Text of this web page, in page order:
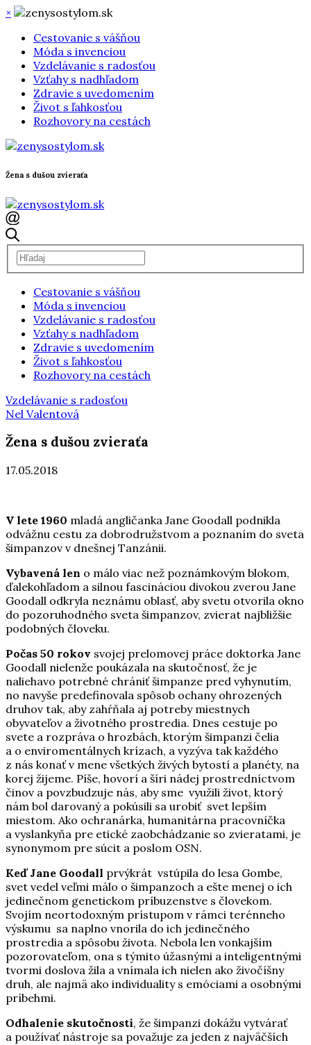
×
Cestovanie s vášňou
Móda s invenciou
Vzdelávanie s radosťou
Vzťahy s nadhľadom
Zdravie s uvedomením
Život s ľahkosťou
Rozhovory na cestách
Žena s dušou zvieraťa
Cestovanie s vášňou
Móda s invenciou
Vzdelávanie s radosťou
Vzťahy s nadhľadom
Zdravie s uvedomením
Život s ľahkosťou
Rozhovory na cestách
Vzdelávanie s radosťou
Nel Valentová
Žena s dušou zvieraťa
17.05.2018
V lete 1960 mladá angličanka Jane Goodall podnikla
odvážnu cestu za dobrodružstvom a poznaním do sveta
šimpanzov v dnešnej Tanzánii.
Vybavená len o málo viac než poznámkovým blokom,
ďalekohľadom a silnou fascináciou divokou zverou Jane
Goodall odkryla neznámu oblasť, aby svetu otvorila okno
do pozoruhodného sveta šimpanzov, zvierat najbližšie
podobných človeku.
Počas 50 rokov svojej prelomovej práce doktorka Jane
Goodall nielenže poukázala na skutočnosť, že je
naliehavo potrebné chrániť šimpanze pred vyhynutím,
no navyše predefinovala spôsob ochany ohrozených
druhov tak, aby zahŕňala aj potreby miestnych
obyvateľov a životného prostredia. Dnes cestuje po
svete a rozpráva o hrozbách, ktorým šimpanzi čelia
a o enviromentálnych krízach, a vyzýva tak každého
z nás konať v mene všetkých živých bytostí a planéty, na
korej žijeme. Píše, hovorí a šíri nádej prostredníctvom
činov a povzbudzuje nás, aby sme využili život, ktorý
nám bol darovaný a pokúsili sa urobiť svet lepším
miestom. Ako ochranárka, humanitárna pracovníčka
a vyslankyňa pre etické zaobchádzanie so zvieratami, je
synonymom pre súcit a poslom OSN.
Keď Jane Goodall prvýkrát vstúpila do lesa Gombe,
svet vedel veľmi málo o šimpanzoch a ešte menej o ich
jedinečnom genetickom príbuzenstve s človekom.
Svojím neortodoxným prístupom v rámci terénneho
výskumu sa naplno vnorila do ich jedinečného
prostredia a spôsobu života. Nebola len vonkajším
pozorovateľom, ona s týmito úžasnými a inteligentnými
tvormi doslova žila a vnímala ich nielen ako živočíšny
druh, ale najmä ako individuality s emóciami a osobnými
príbehmi.
Odhalenie skutočnosti, že šimpanzi dokážu vytvárať
a používať nástroje sa považuje za jeden z najväčších